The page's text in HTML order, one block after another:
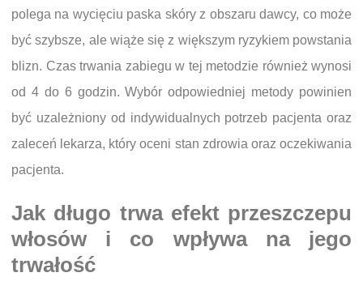
polega na wycięciu paska skóry z obszaru dawcy, co może
być szybsze, ale wiąże się z większym ryzykiem powstania
blizn. Czas trwania zabiegu w tej metodzie również wynosi
od 4 do 6 godzin. Wybór odpowiedniej metody powinien
być uzależniony od indywidualnych potrzeb pacjenta oraz
zaleceń lekarza, który oceni stan zdrowia oraz oczekiwania
pacjenta.
Jak długo trwa efekt przeszczepu
włosów i co wpływa na jego
trwałość